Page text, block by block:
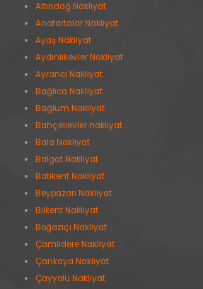
Altındağ Nakliyat
Anafartalar Nakliyat
Ayaş Nakliyat
Aydınlıkevler Nakliyat
Ayrancı Nakliyat
Bağlıca Nakliyat
Bağlum Nakliyat
Bahçelievler nakliyat
Bala Nakliyat
Balgat Nakliyat
Batıkent Nakliyat
Beypazarı Nakliyat
Bilkent Nakliyat
Boğaziçi Nakliyat
Çamlıdere Nakliyat
Çankaya Nakliyat
Çayyolu Nakliyat